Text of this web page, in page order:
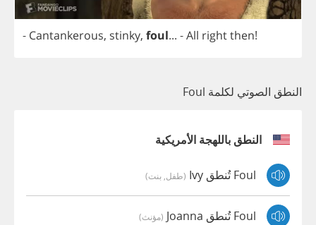
- Cantankerous, stinky, foul... -All rightthen!
النطق الصوتي لكلمة Foul
النطق باللهجة الأمريكية
Foul تُنطق Ivy (طفل, بنت)
Foul تُنطق Joanna (مؤنث)